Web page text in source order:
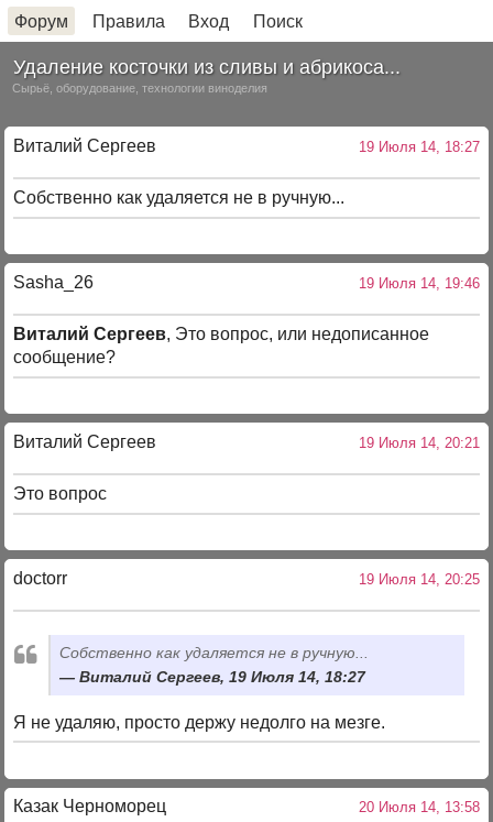
Форум Правила Вход Поиск
Удаление косточки из сливы и абрикоса...
Сырьё, оборудование, технологии виноделия
Виталий Сергеев 19 Июля 14, 18:27
Собственно как удаляется не в ручную...
Sasha_26 19 Июля 14, 19:46
Виталий Сергеев, Это вопрос, или недописанное
сообщение?
Виталий Сергеев 19 Июля 14, 20:21
Это вопрос
doctorr 19 Июля 14, 20:25
Собственно как удаляется не в ручную...
Виталий Сергеев, 19 Июля 14, 18:27
Я не удаляю, просто держу недолго на мезге.
Казак Черноморец 20 Июля 14, 13:58